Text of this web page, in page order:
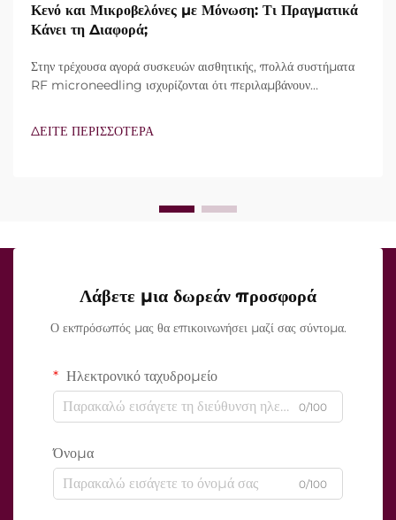
Κενό και Μικροβελόνες με Μόνωση: Τι Πραγματικά
Κάνει τη Διαφορά;
Στην τρέχουσα αγορά συσκευών αισθητικής, πολλά συστήματα
RF microneedling ισχυρίζονται ότι περιλαμβάνουν
χαρακτηριστικά υπάρχουν, αλλά πώς λειτουργούν ακριβώς κατά
ΔΕΙΤΕ ΠΕΡΙΣΣΟΤΕΡΑ
Λάβετε μια δωρεάν προσφορά
Ο εκπρόσωπός μας θα επικοινωνήσει μαζί σας σύντομα.
Ηλεκτρονικό ταχυδρομείο
0/100
Όνομα
0/100